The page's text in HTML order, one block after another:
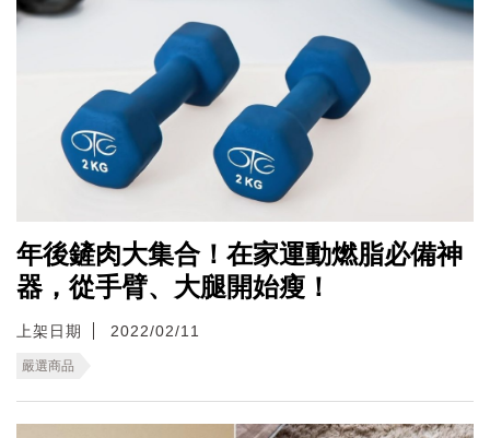
年後鏟肉大集合！在家運動燃脂必備神
器，從手臂、大腿開始瘦！
上架日期 2022/02/11
嚴選商品